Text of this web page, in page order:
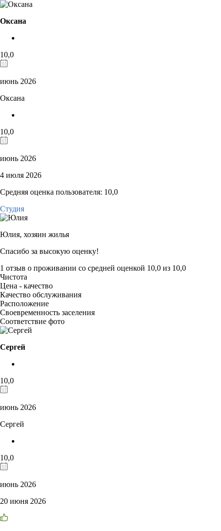
Оксана
10,0
июнь 2026
Оксана
10,0
июнь 2026
4 июля 2026
Средняя оценка пользователя: 10,0
Студия
Юлия, хозяин жилья
Спасибо за высокую оценку!
1 отзыв о проживании со средней оценкой 10,0 из 10,0
Чистота
Цена - качество
Качество обслуживания
Расположение
Своевременность заселения
Соответствие фото
Сергей
10,0
июнь 2026
Сергей
10,0
июнь 2026
20 июня 2026